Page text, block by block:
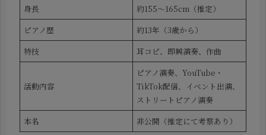
身長
約155〜165cm（推定）
ピアノ歴
約13年（3歳から）
特技
耳コピ、即興演奏、作曲
活動内容
ピアノ演奏、YouTube・
TikTok配信、イベント出演、
ストリートピアノ演奏
本名
非公開（推定にて考察あり）